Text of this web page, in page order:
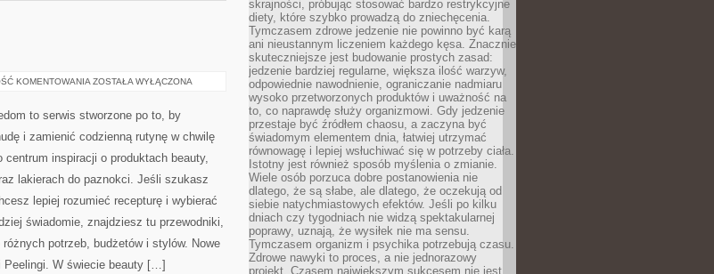
KOMENTOWANIA KOSMETYKI
ZOSTAŁA WYŁĄCZONA
to serwis stworzone po to, by
i zamienić codzienną rutynę w chwilę
centrum inspiracji o produktach beauty,
lakierach do paznokci. Jeśli szukasz
lepiej rozumieć recepturę i wybierać
świadomie, znajdziesz tu przewodniki,
potrzeb, budżetów i stylów. Nowe
Peelingi. W świecie beauty […]
skrajności, próbując stosować bardzo restrykcyjne
diety, które szybko prowadzą do zniechęcenia.
Tymczasem zdrowe jedzenie nie powinno być karą
ani nieustannym liczeniem każdego kęsa. Znacznie
skuteczniejsze jest budowanie prostych zasad:
jedzenie bardziej regularne, większa ilość warzyw,
odpowiednie nawodnienie, ograniczanie nadmiaru
wysoko przetworzonych produktów i uważność na
to, co naprawdę służy organizmowi. Gdy jedzenie
przestaje być źródłem chaosu, a zaczyna być
świadomym elementem dnia, łatwiej utrzymać
równowagę i lepiej wsłuchiwać się w potrzeby ciała.
Istotny jest również sposób myślenia o zmianie.
Wiele osób porzuca dobre postanowienia nie
dlatego, że są słabe, ale dlatego, że oczekują od
siebie natychmiastowych efektów. Jeśli po kilku
dniach czy tygodniach nie widzą spektakularnej
poprawy, uznają, że wysiłek nie ma sensu.
Tymczasem organizm i psychika potrzebują czasu.
Zdrowe nawyki to proces, a nie jednorazowy
projekt. Czasem największym sukcesem nie jest